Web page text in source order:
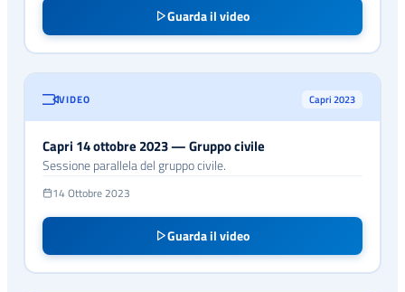
Guarda il video
VIDEO Capri 2023
Capri 14 ottobre 2023 — Gruppo civile
Sessione parallela del gruppo civile.
14 Ottobre 2023
Guarda il video